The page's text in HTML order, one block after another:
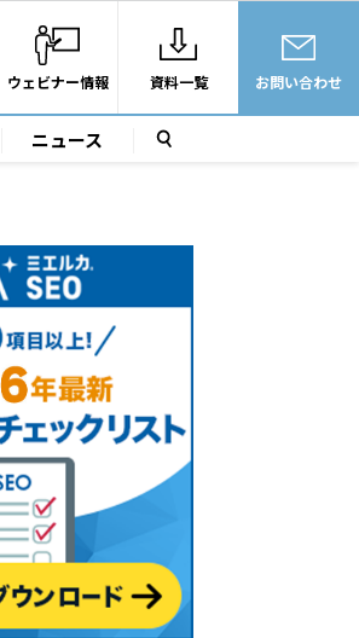
ウェビナー情報 資料一覧 お問い合わせ
ニュース